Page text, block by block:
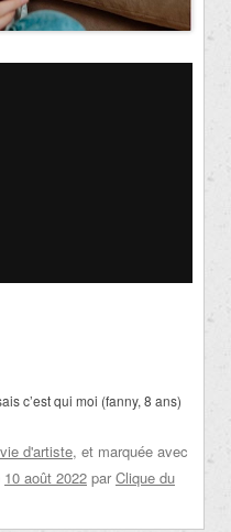
c’est qui moi (fanny, 8 ans)
d'artiste, et marquée avec
10 août 2022 par Clique du